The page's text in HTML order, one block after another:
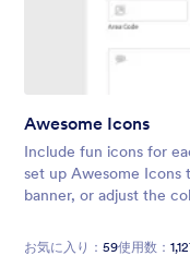
Awesome Icons
Include fun icons for
set up Awesome Icons
banner, or adjust the
お気に入り： 59使用数：